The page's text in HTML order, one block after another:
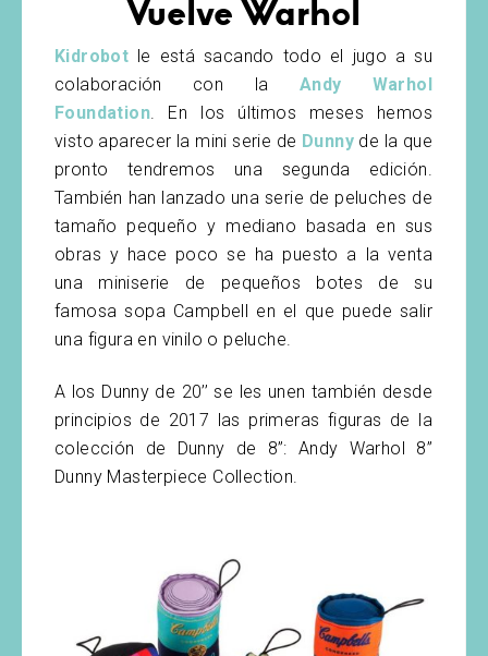
Vuelve Warhol
Kidrobot le está sacando todo el jugo a su
colaboración con la Andy Warhol
Foundation . En los últimos meses hemos
visto aparecer la mini serie de Dunnyde la que
pronto tendremos una segunda edición.
También han lanzado una serie de peluches de
tamaño pequeño y mediano basada en sus
obras y hace poco se ha puesto a la venta
una miniserie de pequeños botes de su
famosa sopa Campbell en el que puede salir
una figura en vinilo o peluche.
A los Dunny de 20’’ se les unen también desde
principios de 2017 las primeras figuras de la
colección de Dunny de 8”: Andy Warhol 8”
Dunny Masterpiece Collection.